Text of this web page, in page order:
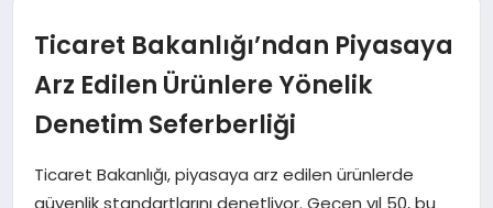
DÜNYA
EĞITIM
Ticaret Bakanlığı’ndan Piyasaya
Arz Edilen Ürünlere Yönelik
Denetim Seferberliği
Ticaret Bakanlığı, piyasaya arz edilen ürünlerde